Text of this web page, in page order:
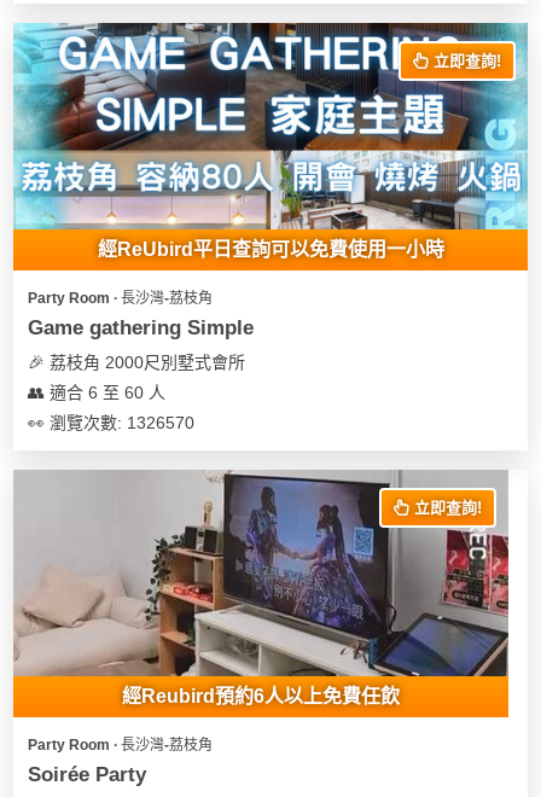
立即查詢!
經ReUbird平日查詢可以免費使用一小時
Party Room ∙ 長沙灣-荔枝角
Game gathering Simple
🎉 荔枝角 2000尺別墅式會所
👥 適合 6 至 60 人
👀 瀏覽次數: 1326570
立即查詢!
經Reubird預約6人以上免費任飲
Party Room ∙ 長沙灣-荔枝角
Soirée Party